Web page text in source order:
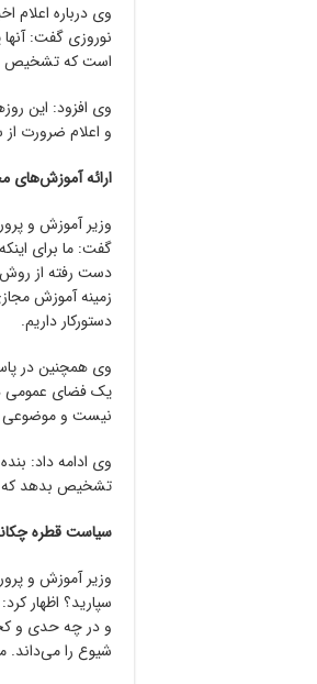
وی درباره اعلام
نوروزی گفت:
است که تشخیص
وی افزود: این
و اعلام ضرورت از
ارائه آموزش‌های
وزیر آموزش و
گفت: ما برای
دست رفته از
زمینه آموزش
دستورکار داریم.
وی همچنین در
یک فضای عمومی
نیست و موضوعی
وی ادامه داد:
تشخیص بدهد که
سیاست قطره
وزیر آموزش و
سپارید؟ اظهار
و در چه حدی و کجا
شیوع را می‌داند.